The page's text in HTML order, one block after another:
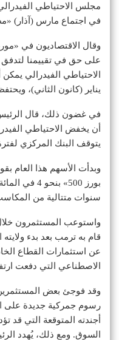
مجلس الاحتياطي
في اجتماع مارس (آذار)
وقال الاقتصاديون في
على حق في تقييمنا لتدفق
الاحتياطي الفيدرالي
يناير (كانون الثاني)،
في غضون ذلك، قال
أن يخفض الاحتياطي
يتوقف البنك المركزي
وبدأت الأسهم هذا العام
بورز 500»
سنوات متتالية من المكاسب التي
واستوعب المستثمرون
قام به ترمب بعد بدء ولايته
عن استثمارات القطاع
الاصطناعي التي دفعت
وقد فوجئ بعض
رسوم جمركية جديدة على
أجندته المتوقعة التي قد
السوق. ومع ذلك، يُهدد